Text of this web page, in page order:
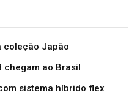
coleção Japão
chegam ao Brasil
sistema híbrido flex